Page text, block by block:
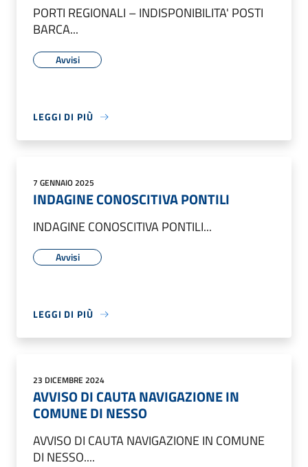
PORTI REGIONALI – INDISPONIBILITA' POSTI
BARCA...
Avvisi
LEGGI DI PIÙ
7 GENNAIO 2025
INDAGINE CONOSCITIVA PONTILI
INDAGINE CONOSCITIVA PONTILI...
Avvisi
LEGGI DI PIÙ
23 DICEMBRE 2024
AVVISO DI CAUTA NAVIGAZIONE IN
COMUNE DI NESSO
AVVISO DI CAUTA NAVIGAZIONE IN COMUNE
DI NESSO....